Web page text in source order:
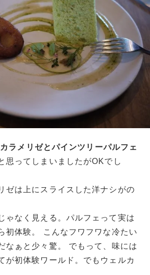
ラメリゼとパインツリーパルフェ
思ってしまいましたがOKでし
ゼは上にスライスした洋ナシがの
ゃなく見える。パルフェって実は
初体験。 こんなフワフワな冷たい
なぁと少々驚。 でもって、味には
が初体験ワールド。でもウェルカ